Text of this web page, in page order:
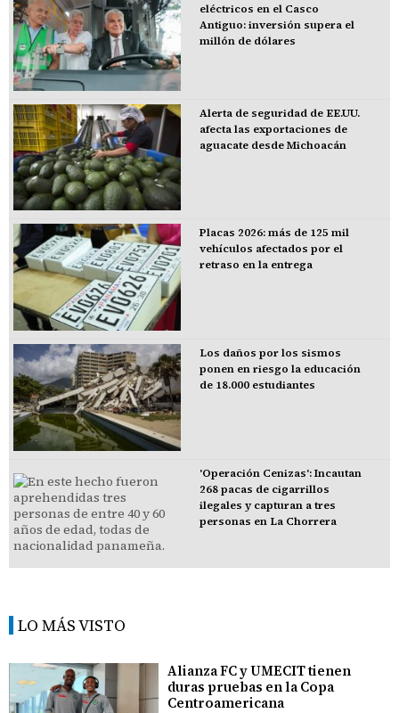
eléctricos en el Casco
Antiguo: inversión supera el
millón de dólares
Alerta de seguridad de EE.UU.
afecta las exportaciones de
aguacate desde Michoacán
Placas 2026: más de 125 mil
vehículos afectados por el
retraso en la entrega
Los daños por los sismos
ponen en riesgo la educación
de 18.000 estudiantes
'Operación Cenizas': Incautan
268 pacas de cigarrillos
ilegales y capturan a tres
personas en La Chorrera
LO MÁS VISTO
Alianza FC y UMECIT tienen
duras pruebas en la Copa
Centroamericana